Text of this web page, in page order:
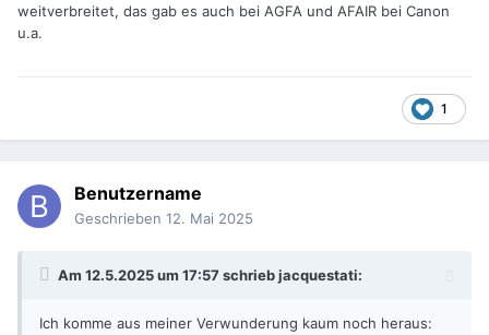
weitverbreitet, das gab es auch bei AGFA und AFAIR bei Canon
u.a.
1
Benutzername
Geschrieben 12. Mai 2025
Am 12.5.2025 um 17:57 schriebjacquestati:
Ich komme aus meiner Verwunderung kaum noch heraus: